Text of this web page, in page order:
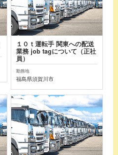
１０ｔ運転手 関東への配送
業務 job tagについて（正社
員）
勤務地
福島県須賀川市